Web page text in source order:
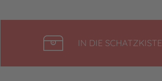
IN DIE SCHATZKISTE